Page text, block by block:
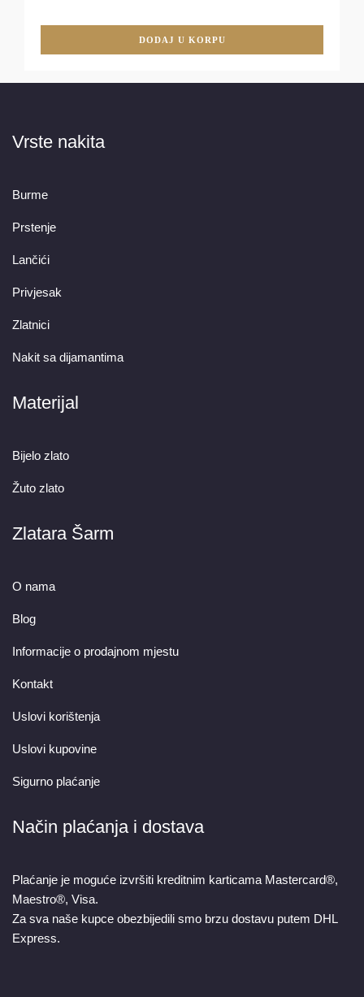
DODAJ U KORPU
Vrste nakita
Burme
Prstenje
Lančići
Privjesak
Zlatnici
Nakit sa dijamantima
Materijal
Bijelo zlato
Žuto zlato
Zlatara Šarm
O nama
Blog
Informacije o prodajnom mjestu
Kontakt
Uslovi korištenja
Uslovi kupovine
Sigurno plaćanje
Način plaćanja i dostava
Plaćanje je moguće izvršiti kreditnim karticama Mastercard®,
Maestro®, Visa.
Za sva naše kupce obezbijedili smo brzu dostavu putem DHL
Express.